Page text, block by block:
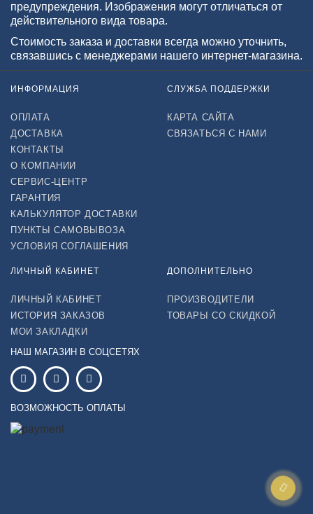
предупреждения. Изображения могут отличаться от
действительного вида товара.
Стоимость заказа и доставки всегда можно уточнить,
связавшись с менеджерами нашего интернет-магазина.
ИНФОРМАЦИЯ
ОПЛАТА
ДОСТАВКА
КОНТАКТЫ
О КОМПАНИИ
СЕРВИС-ЦЕНТР
ГАРАНТИЯ
КАЛЬКУЛЯТОР ДОСТАВКИ
ПУНКТЫ САМОВЫВОЗА
УСЛОВИЯ СОГЛАШЕНИЯ
СЛУЖБА ПОДДЕРЖКИ
КАРТА САЙТА
СВЯЗАТЬСЯ С НАМИ
ЛИЧНЫЙ КАБИНЕТ
ЛИЧНЫЙ КАБИНЕТ
ИСТОРИЯ ЗАКАЗОВ
МОИ ЗАКЛАДКИ
ДОПОЛНИТЕЛЬНО
ПРОИЗВОДИТЕЛИ
ТОВАРЫ СО СКИДКОЙ
НАШ МАГАЗИН В СОЦСЕТЯХ
ВОЗМОЖНОСТЬ ОПЛАТЫ